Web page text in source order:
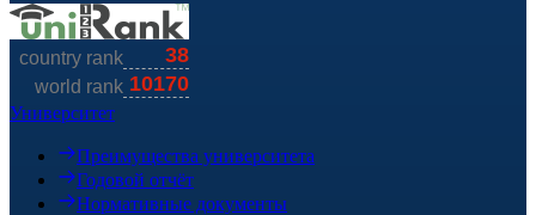
Университет
Преимущества университета
Годовой отчёт
Нормативные документы